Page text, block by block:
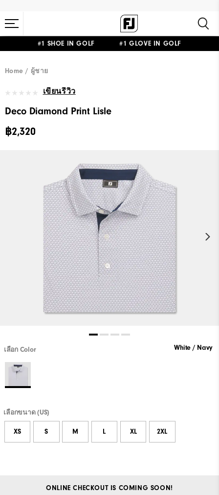
#1 SHOE IN GOLF #1 GLOVE IN GOLF
Home ผู้ชาย
เขียนรีวิว
Deco Diamond Print Lisle
฿2,320
เลือก Color White / Navy
เลือกขนาด (US)
XS S M L XL 2XL
ONLINE CHECKOUT IS COMING SOON!